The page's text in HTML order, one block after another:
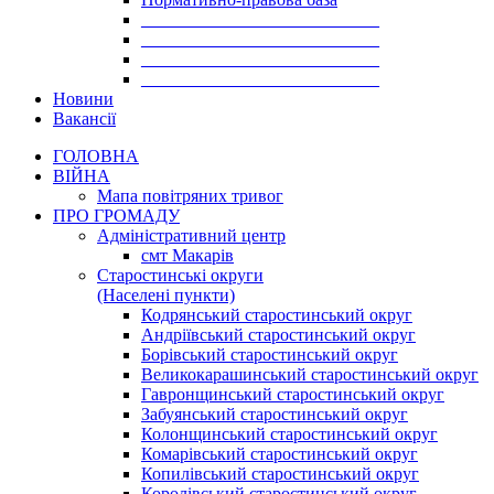
Новини
Вакансії
ГОЛОВНА
ВІЙНА
Мапа повітряних тривог
ПРО ГРОМАДУ
Aдміністративний центр
смт Макарів
Старостинські округи
(Населені пункти)
Кодрянський старостинський округ
Андріївський старостинський округ
Борівський старостинський округ
Великокарашинський старостинський округ
Гавронщинський старостинський округ
Забуянський старостинський округ
Колонщинський старостинський округ
Комарівський старостинський округ
Копилівський старостинський округ